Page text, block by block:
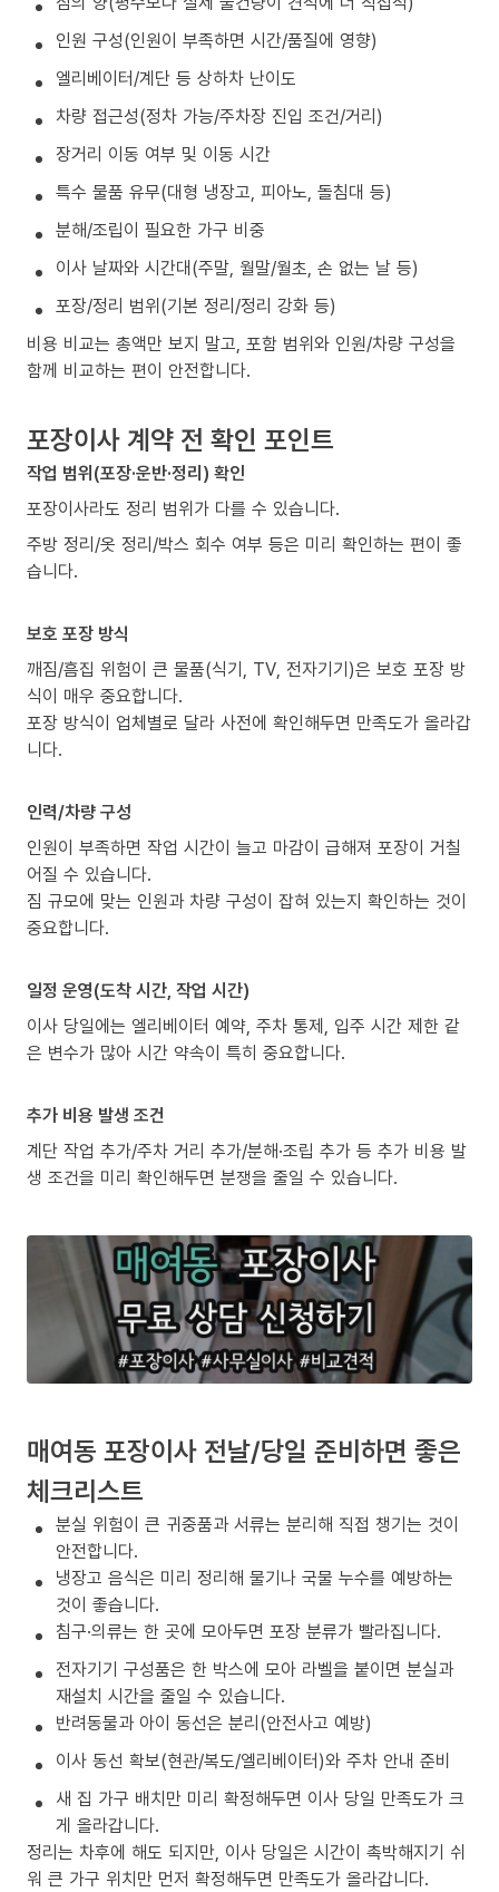
인원 구성(인원이 부족하면 시간/품질에 영향)
엘리베이터/계단 등 상하차 난이도
차량 접근성(정차 가능/주차장 진입 조건/거리)
장거리 이동 여부 및 이동 시간
특수 물품 유무(대형 냉장고, 피아노, 돌침대 등)
분해/조립이 필요한 가구 비중
이사 날짜와 시간대(주말, 월말/월초, 손 없는 날 등)
포장/정리 범위(기본 정리/정리 강화 등)
비용 비교는 총액만 보지 말고, 포함 범위와 인원/차량 구성을
함께 비교하는 편이 안전합니다.
포장이사 계약 전 확인 포인트
작업 범위(포장·운반·정리) 확인
포장이사라도 정리 범위가 다를 수 있습니다.
주방 정리/옷 정리/박스 회수 여부 등은 미리 확인하는 편이 좋
습니다.
보호 포장 방식
깨짐/흠집 위험이 큰 물품(식기, TV, 전자기기)은 보호 포장 방
식이 매우 중요합니다.
포장 방식이 업체별로 달라 사전에 확인해두면 만족도가 올라갑
니다.
인력/차량 구성
인원이 부족하면 작업 시간이 늘고 마감이 급해져 포장이 거칠
어질 수 있습니다.
짐 규모에 맞는 인원과 차량 구성이 잡혀 있는지 확인하는 것이
중요합니다.
일정 운영(도착 시간, 작업 시간)
이사 당일에는 엘리베이터 예약, 주차 통제, 입주 시간 제한 같
은 변수가 많아 시간 약속이 특히 중요합니다.
추가 비용 발생 조건
계단 작업 추가/주차 거리 추가/분해·조립 추가 등 추가 비용 발
생 조건을 미리 확인해두면 분쟁을 줄일 수 있습니다.
매여동 포장이사 전날/당일 준비하면 좋은
체크리스트
분실 위험이 큰 귀중품과 서류는 분리해 직접 챙기는 것이
안전합니다.
냉장고 음식은 미리 정리해 물기나 국물 누수를 예방하는
것이 좋습니다.
침구·의류는 한 곳에 모아두면 포장 분류가 빨라집니다.
전자기기 구성품은 한 박스에 모아 라벨을 붙이면 분실과
재설치 시간을 줄일 수 있습니다.
반려동물과 아이 동선은 분리(안전사고 예방)
이사 동선 확보(현관/복도/엘리베이터)와 주차 안내 준비
새 집 가구 배치만 미리 확정해두면 이사 당일 만족도가 크
게 올라갑니다.
정리는 차후에 해도 되지만, 이사 당일은 시간이 촉박해지기 쉬
워 큰 가구 위치만 먼저 확정해두면 만족도가 올라갑니다.